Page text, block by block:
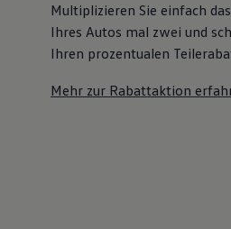
Multiplizieren Sie einfach
Ihres Autos mal zwei und
Ihren prozentualen
Mehr zur Rabattaktion